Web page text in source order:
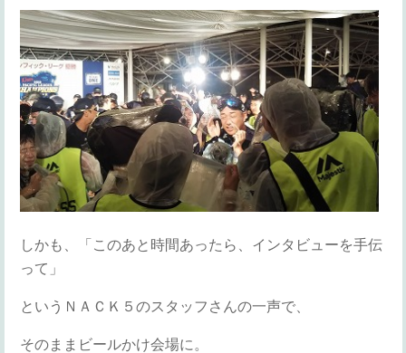
しかも、「このあと時間あったら、インタビューを手伝
って」
というＮＡＣＫ５のスタッフさんの一声で、
そのままビールかけ会場に。